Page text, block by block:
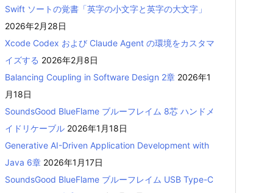
Swift ソートの覚書「英字の小文字と英字の大文字」
2026年2月28日
Xcode Codex および Claude Agent の環境をカスタマ
イズする 2026年2月8日
Balancing Coupling in Software Design 2章 2026年1
月18日
SoundsGood BlueFlame ブルーフレイム 8芯 ハンドメ
イドリケーブル 2026年1月18日
Generative AI-Driven Application Development with
Java 6章 2026年1月17日
SoundsGood BlueFlame ブルーフレイム USB Type-C